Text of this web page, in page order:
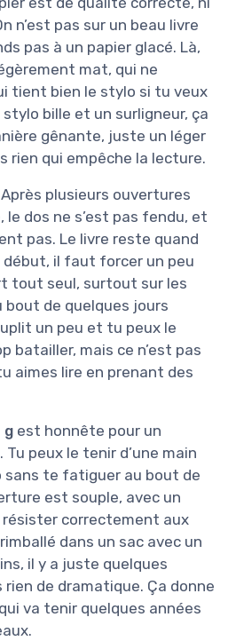
n’est pas sur un beau livre
pas à un papier glacé. Là,
mat, qui ne
tient bien le stylo si tu veux
bille et un surligneur, ça
gênante, juste un léger
rien qui empêche la lecture.
Après plusieurs ouvertures
dos ne s’est pas fendu, et
pas. Le livre reste quand
début, il faut forcer un peu
tout seul, surtout sur les
bout de quelques jours
un peu et tu peux le
batailler, mais ce n’est pas
aimes lire en prenant des
g est honnête pour un
peux le tenir d’une main
sans te fatiguer au bout de
est souple, avec un
résister correctement aux
dans un sac avec un
il y a juste quelques
de dramatique. Ça donne
va tenir quelques années